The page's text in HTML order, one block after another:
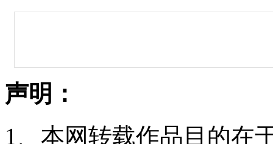
声明：
1、本网转载作品目的在